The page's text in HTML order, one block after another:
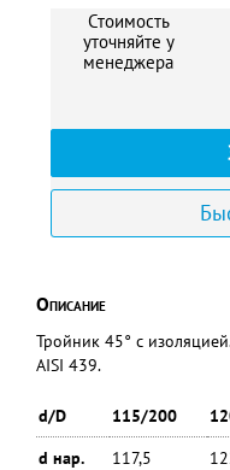
Стоимость
уточняйте у
менеджера
Описание
Тройник 45° с
AISI 439.
d/D 115/200
d нар.
117,5